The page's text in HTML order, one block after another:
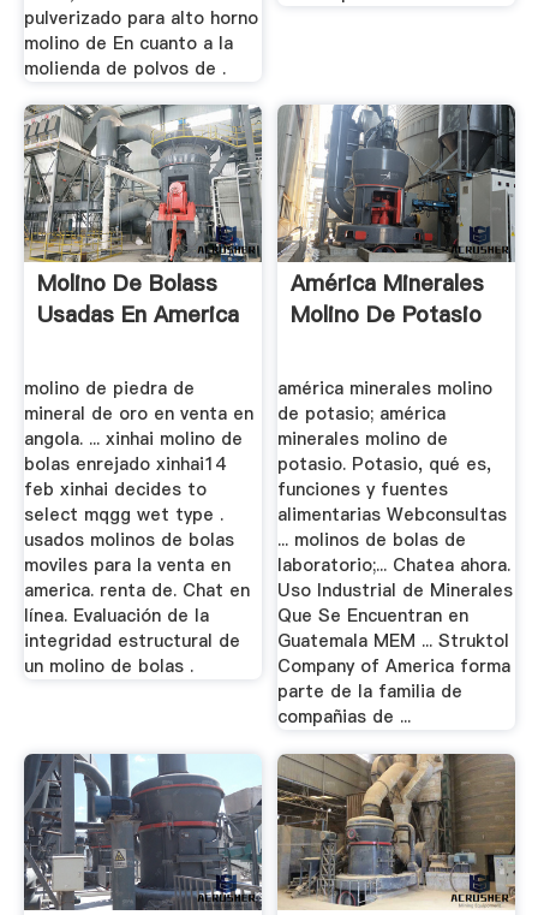
pulverizado para alto horno
molino de En cuanto a la
molienda de polvos de .
Molino De Bolass
Usadas En America
molino de piedra de
mineral de oro en venta en
angola. ... xinhai molino de
bolas enrejado xinhai14
feb xinhai decides to
select mqgg wet type .
usados molinos de bolas
moviles para la venta en
america. renta de. Chat en
línea. Evaluación de la
integridad estructural de
un molino de bolas .
América Minerales
Molino De Potasio
américa minerales molino
de potasio; américa
minerales molino de
potasio. Potasio, qué es,
funciones y fuentes
alimentarias Webconsultas
... molinos de bolas de
laboratorio;... Chatea ahora.
Uso Industrial de Minerales
Que Se Encuentran en
Guatemala MEM ... Struktol
Company of America forma
parte de la familia de
compañias de ...